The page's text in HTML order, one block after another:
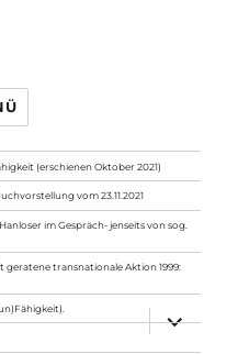
(erschienen Oktober 2021)
vom 23.11.2021
im Gespräch- jenseits von sog.
geratene transnationale Aktion 1999:
anzeigen